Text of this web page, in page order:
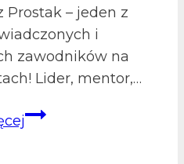
Prostak – jeden z
i
zawodników na
Lider, mentor,…
Tomasz